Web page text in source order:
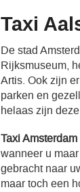
Taxi
De stad
Rijksmuseum,
Artis. Ook zijn
parken en
helaas zijn
Taxi Amsterdam
wanneer u
gebracht naar
maar toch een